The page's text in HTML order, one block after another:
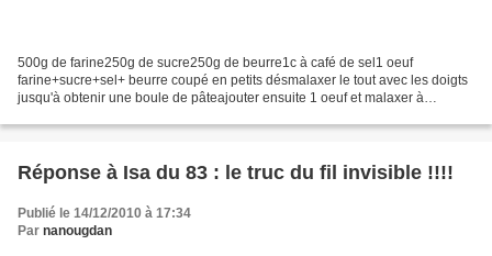
500g de farine250g de sucre250g de beurre1c à café de sel1 oeuf
farine+sucre+sel+ beurre coupé en petits désmalaxer le tout avec les doigts
jusqu'à obtenir une boule de pâteajouter ensuite 1 oeuf et malaxer à
Réponse à Isa du 83 : le truc du fil invisible !!!!
Publié le 14/12/2010 à 17:34
Par nanougdan